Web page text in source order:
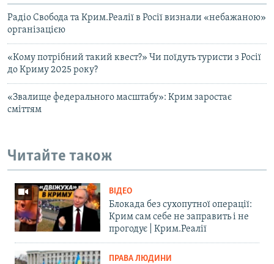
Радіо Свобода та Крим.Реалії в Росії визнали «небажаною»
організацією
«Кому потрібний такий квест?» Чи поїдуть туристи з Росії
до Криму 2025 року?
«Звалище федерального масштабу»: Крим заростає
сміттям
Читайте також
ВІДЕО
Блокада без сухопутної операції:
Крим сам себе не заправить і не
прогодує | Крим.Реалії
ПРАВА ЛЮДИНИ